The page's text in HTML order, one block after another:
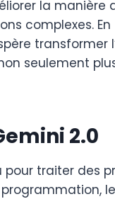
la manière
complexes.
transformer
seulement
2.0
pour traiter des